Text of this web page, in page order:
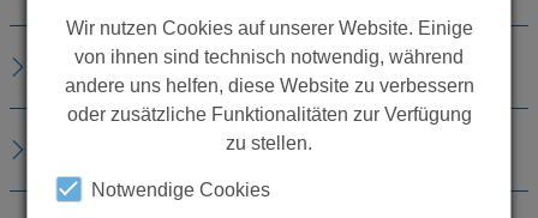
ZUBEHÖR
Wir nutzen Cookies auf unserer Website. Einige
von ihnen sind technisch notwendig, während
andere uns helfen, diese Website zu verbessern
oder zusätzliche Funktionalitäten zur Verfügung
zu stellen.
Notwendige Cookies